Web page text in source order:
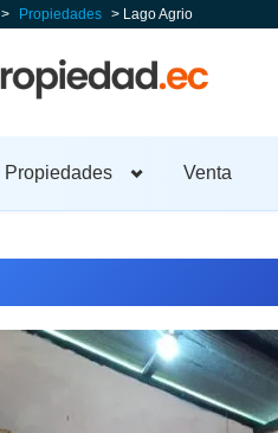
> Propiedades > Lago Agrio
Propiedades Venta